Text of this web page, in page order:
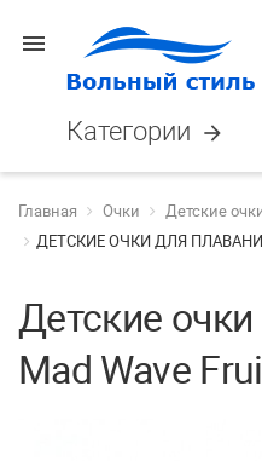
menu
Категории arrow_forward
Главная Очки
Детские
ДЕТСКИЕ ОЧКИ ДЛЯ ПЛАВАНИЯ
Детские
Mad Wave